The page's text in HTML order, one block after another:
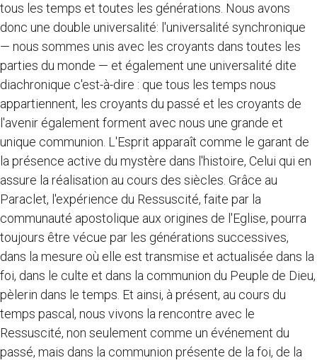
tous les temps et toutes les générations. Nous avons
donc une double universalité: l'universalité synchronique
— nous sommes unis avec les croyants dans toutes les
parties du monde — et également une universalité dite
diachronique c'est-à-dire : que tous les temps nous
appartiennent, les croyants du passé et les croyants de
l'avenir également forment avec nous une grande et
unique communion. L'Esprit apparaît comme le garant de
la présence active du mystère dans l'histoire, Celui qui en
assure la réalisation au cours des siècles. Grâce au
Paraclet, l'expérience du Ressuscité, faite par la
communauté apostolique aux origines de l'Eglise, pourra
toujours être vécue par les générations successives,
dans la mesure où elle est transmise et actualisée dans la
foi, dans le culte et dans la communion du Peuple de Dieu,
pèlerin dans le temps. Et ainsi, à présent, au cours du
temps pascal, nous vivons la rencontre avec le
Ressuscité, non seulement comme un événement du
passé, mais dans la communion présente de la foi, de la